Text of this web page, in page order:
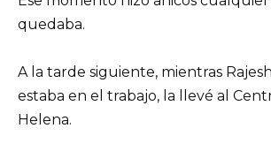
quedaba.
A la tarde siguiente, mientras
estaba en el trabajo, la llevé al
Helena.